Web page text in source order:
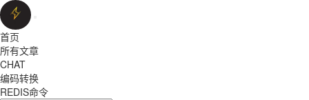
首页
所有文章
CHAT
编码转换
REDIS命令